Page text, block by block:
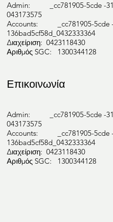
Admin: _cc781905-5cde -
043173575
Accounts: _cc781905-5cde -
136bad5cf58d_0432333364
Διαχείριση: 0423118430
Αριθμός SGC: 1300344128
Επικοινωνία
Admin: _cc781905-5cde -
043173575
Accounts: _cc781905-5cde -
136bad5cf58d_0432333364
Διαχείριση: 0423118430
Αριθμός SGC: 1300344128